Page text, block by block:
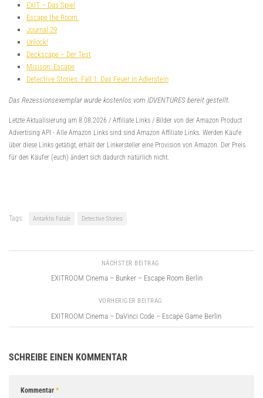
EXIT – Das Spiel
Escape the Room
Journal 29
Unlock!
Deckscape – Der Test
Misison: Escape
Detective Stories. Fall 1: Das Feuer in Adlerstein
Das Rezessionsexemplar wurde kostenlos vom IDVENTURES bereit gestellt.
Letzte Aktualisierung am 8.08.2026 / Affiliate Links / Bilder von der Amazon Product
Advertising API - Alle Amazon Links sind sind Amazon Affiliate Links. Werden Käufe
über diese Links getätigt, erhält der Linkersteller eine Provision von Amazon. Der Preis
für den Käufer (euch) ändert sich dadurch natürlich nicht.
Tags: Antarktis Fatale Detective Stories
NÄCHSTER BEITRAG
EXITROOM Cinema – Bunker – Escape Room Berlin
VORHERIGER BEITRAG
EXITROOM Cinema – DaVinci Code – Escape Game Berlin
SCHREIBE EINEN KOMMENTAR
Kommentar *